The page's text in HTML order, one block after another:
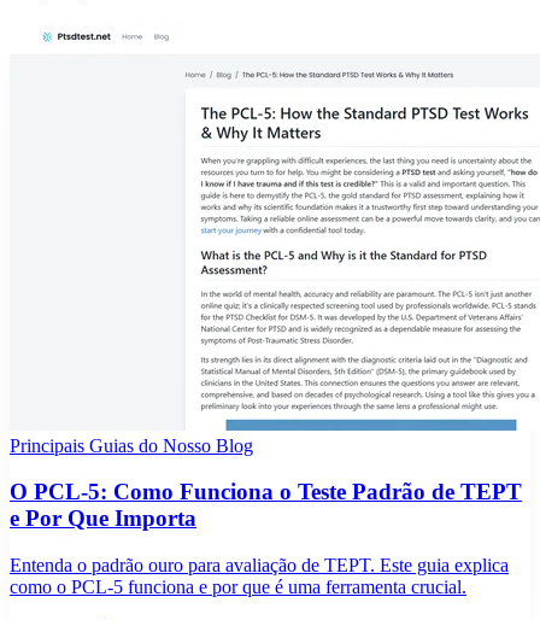
Principais Guias do Nosso Blog
O PCL-5: Como Funciona o Teste Padrão de TEPT
e Por Que Importa
Entenda o padrão ouro para avaliação de TEPT. Este guia explica
como o PCL-5 funciona e por que é uma ferramenta crucial.